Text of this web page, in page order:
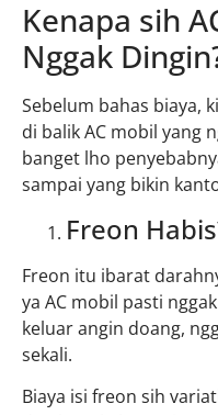
Kenapa sih
Nggak
Sebelum bahas biaya,
di balik AC mobil yang
banget lho
sampai yang bikin
Freon
Freon itu ibarat
ya AC mobil pasti
keluar angin doang,
sekali.
Biaya isi freon sih